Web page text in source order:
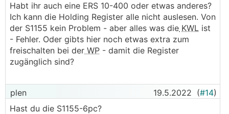
Habt ihr auch eine ERS 10-400 oder etwas anderes?
Ich kann die Holding Register alle nicht auslesen. Von
der S1155 kein Problem - aber alles was die KWL ist
- Fehler. Oder gibts hier noch etwas extra zum
freischalten bei der WP - damit die Register
zugänglich sind?
plen 19.5.2022 (#14)
Hast du die S1155-6pc?